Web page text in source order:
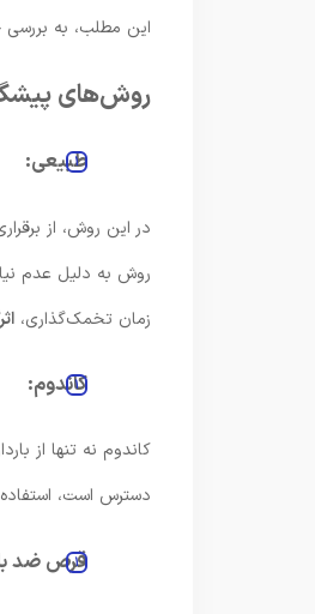
این مطلب، به بررسی
روش‌های
طبیعی:
در این روش، از
روش به دلیل عدم
زمان تخمک‌گذاری،
کاندوم:
کاندوم نه تنها از
دسترس است،
قرص ضد